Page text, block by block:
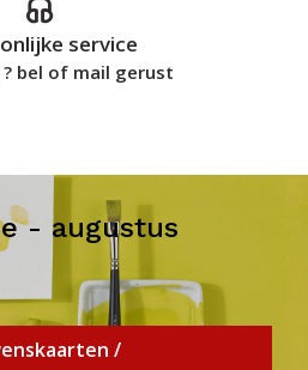
service
bel of mail gerust
- augustus
/